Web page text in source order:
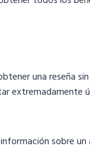
una reseña
extremadamente
sobre